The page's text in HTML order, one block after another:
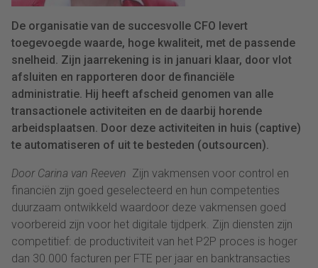
De organisatie van de succesvolle CFO levert
toegevoegde waarde, hoge kwaliteit, met de passende
snelheid. Zijn jaarrekening is in januari klaar, door vlot
afsluiten en rapporteren door de financiële
administratie. Hij heeft afscheid genomen van alle
transactionele activiteiten en de daarbij horende
arbeidsplaatsen. Door deze activiteiten in huis (captive)
te automatiseren of uit te besteden (outsourcen).
Door Carina van Reeven Zijn vakmensen voor control en
financiën zijn goed geselecteerd en hun competenties
duurzaam ontwikkeld waardoor deze vakmensen goed
voorbereid zijn voor het digitale tijdperk. Zijn diensten zijn
competitief: de productiviteit van het P2P proces is hoger
dan 30.000 facturen per FTE per jaar en banktransacties